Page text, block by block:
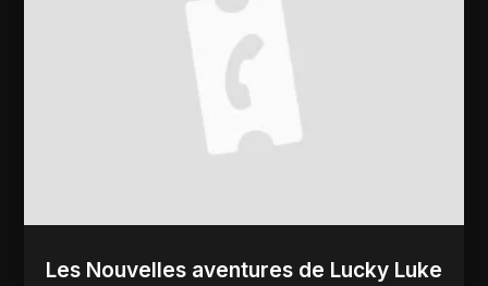
Les Nouvelles aventures de Lucky Luke